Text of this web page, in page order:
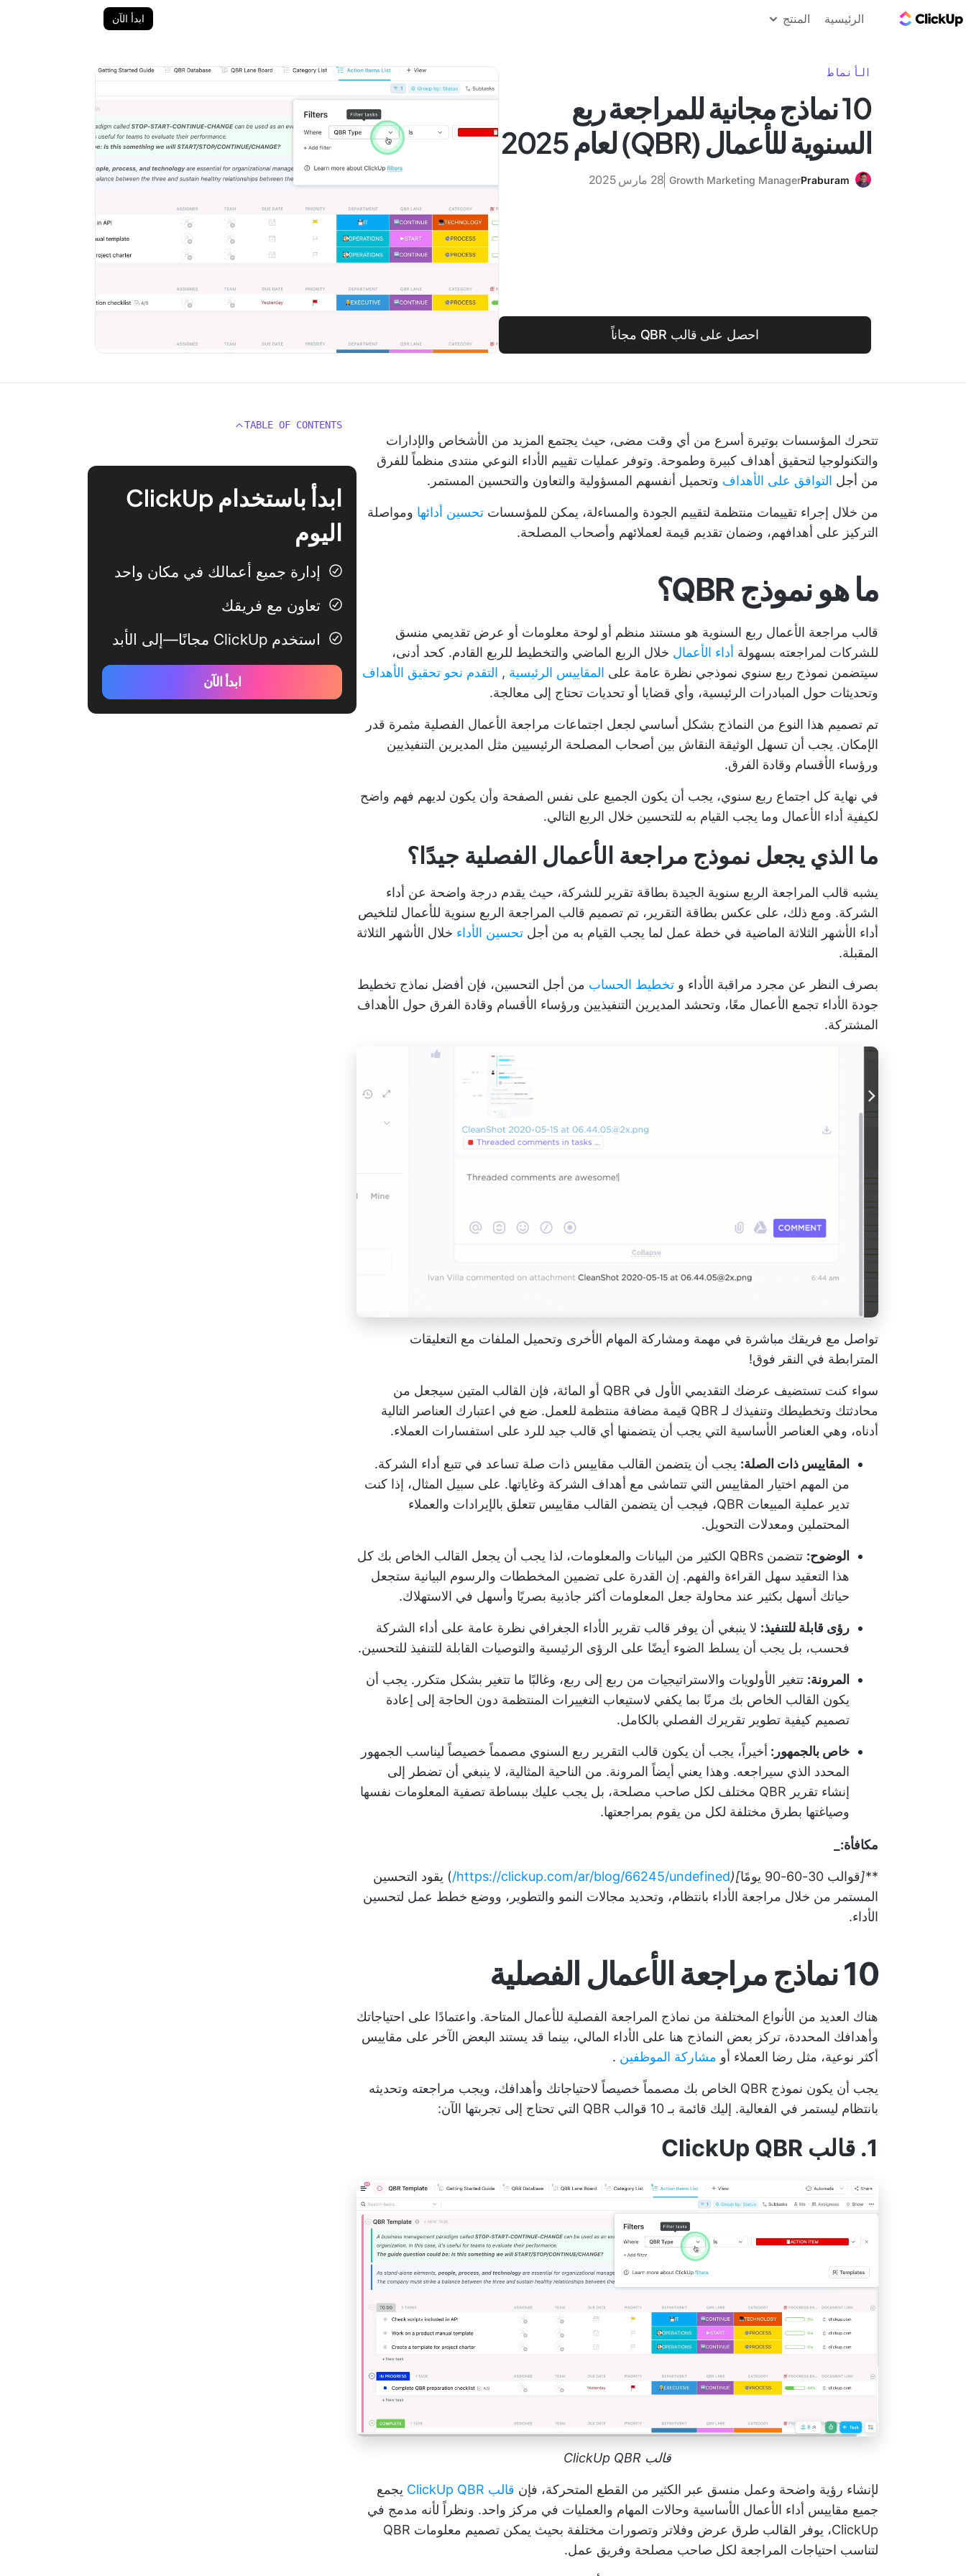
الرئيسية المنتج ابدأ الآن
الأنماط
10 نماذج مجانية للمراجعة ربع
السنوية للأعمال (QBR) لعام 2025
Praburam
Growth Marketing Manager 28 مارس 2025
احصل على قالب QBR مجاناً
تتحرك المؤسسات بوتيرة أسرع من أي وقت مضى، حيث يجتمع المزيد من الأشخاص والإدارات
والتكنولوجيا لتحقيق أهداف كبيرة وطموحة. وتوفر عمليات تقييم الأداء النوعي منتدى منظماً للفرق
من أجل التوافق على الأهداف وتحميل أنفسهم المسؤولية والتعاون والتحسين المستمر.
من خلال إجراء تقييمات منتظمة لتقييم الجودة والمساءلة، يمكن للمؤسسات تحسين أدائها ومواصلة
التركيز على أهدافهم، وضمان تقديم قيمة لعملائهم وأصحاب المصلحة.
ما هو نموذج QBR؟
قالب مراجعة الأعمال ربع السنوية هو مستند منظم أو لوحة معلومات أو عرض تقديمي منسق
للشركات لمراجعته بسهولة أداء الأعمال خلال الربع الماضي والتخطيط للربع القادم. كحد أدنى،
سيتضمن نموذج ربع سنوي نموذجي نظرة عامة على المقاييس الرئيسية , التقدم نحو تحقيق الأهداف
وتحديثات حول المبادرات الرئيسية، وأي قضايا أو تحديات تحتاج إلى معالجة.
تم تصميم هذا النوع من النماذج بشكل أساسي لجعل اجتماعات مراجعة الأعمال الفصلية مثمرة قدر
الإمكان. يجب أن تسهل الوثيقة النقاش بين أصحاب المصلحة الرئيسيين مثل المديرين التنفيذيين
ورؤساء الأقسام وقادة الفرق.
في نهاية كل اجتماع ربع سنوي، يجب أن يكون الجميع على نفس الصفحة وأن يكون لديهم فهم واضح
لكيفية أداء الأعمال وما يجب القيام به للتحسين خلال الربع التالي.
ما الذي يجعل نموذج مراجعة الأعمال الفصلية جيدًا؟
يشبه قالب المراجعة الربع سنوية الجيدة بطاقة تقرير للشركة، حيث يقدم درجة واضحة عن أداء
الشركة. ومع ذلك، على عكس بطاقة التقرير، تم تصميم قالب المراجعة الربع سنوية للأعمال لتلخيص
أداء الأشهر الثلاثة الماضية في خطة عمل لما يجب القيام به من أجل تحسين الأداء خلال الأشهر الثلاثة
المقبلة.
بصرف النظر عن مجرد مراقبة الأداء و تخطيط الحساب من أجل التحسين، فإن أفضل نماذج تخطيط
جودة الأداء تجمع الأعمال معًا، وتحشد المديرين التنفيذيين ورؤساء الأقسام وقادة الفرق حول الأهداف
المشتركة.
تواصل مع فريقك مباشرة في مهمة ومشاركة المهام الأخرى وتحميل الملفات مع التعليقات
المترابطة في النقر فوق!
سواء كنت تستضيف عرضك التقديمي الأول في QBR أو المائة، فإن القالب المتين سيجعل من
محادثتك وتخطيطك وتنفيذك لـ QBR قيمة مضافة منتظمة للعمل. ضع في اعتبارك العناصر التالية
أدناه، وهي العناصر الأساسية التي يجب أن يتضمنها أي قالب جيد للرد على استفسارات العملاء.
المقاييس ذات الصلة: يجب أن يتضمن القالب مقاييس ذات صلة تساعد في تتبع أداء الشركة.
من المهم اختيار المقاييس التي تتماشى مع أهداف الشركة وغاياتها. على سبيل المثال، إذا كنت
تدير عملية المبيعات QBR، فيجب أن يتضمن القالب مقاييس تتعلق بالإيرادات والعملاء
المحتملين ومعدلات التحويل.
الوضوح:
تتضمن QBRs الكثير من البيانات والمعلومات، لذا يجب أن يجعل القالب الخاص بك كل
هذا التعقيد سهل القراءة والفهم. إن القدرة على تضمين المخططات والرسوم البيانية ستجعل
حياتك أسهل بكثير عند محاولة جعل المعلومات أكثر جاذبية بصريًا وأسهل في الاستهلاك.
رؤى قابلة للتنفيذ: لا ينبغي أن يوفر قالب تقرير الأداء الجغرافي نظرة عامة على أداء الشركة
فحسب، بل يجب أن يسلط الضوء أيضًا على الرؤى الرئيسية والتوصيات القابلة للتنفيذ للتحسين.
المرونة: تتغير الأولويات والاستراتيجيات من ربع إلى ربع، وغالبًا ما تتغير بشكل متكرر. يجب أن
يكون القالب الخاص بك مرنًا بما يكفي لاستيعاب التغييرات المنتظمة دون الحاجة إلى إعادة
تصميم كيفية تطوير تقريرك الفصلي بالكامل.
خاص بالجمهور: أخيراً، يجب أن يكون قالب التقرير ربع السنوي مصمماً خصيصاً ليناسب الجمهور
المحدد الذي سيراجعه. وهذا يعني أيضاً المرونة. من الناحية المثالية، لا ينبغي أن تضطر إلى
إنشاء تقرير QBR مختلف لكل صاحب مصلحة، بل يجب عليك ببساطة تصفية المعلومات نفسها
وصياغتها بطرق مختلفة لكل من يقوم بمراجعتها.
مكافأة:_
**
[قوالب 30-60-90 يومًا ](
https://clickup.com/ar/blog/66245/undefined/ ) يقود التحسين
المستمر من خلال مراجعة الأداء بانتظام، وتحديد مجالات النمو والتطوير، ووضع خطط عمل لتحسين
الأداء.
10 نماذج مراجعة الأعمال الفصلية
هناك العديد من الأنواع المختلفة من نماذج المراجعة الفصلية للأعمال المتاحة. واعتمادًا على احتياجاتك
وأهدافك المحددة، تركز بعض النماذج هنا على الأداء المالي، بينما قد يستند البعض الآخر على مقاييس
أكثر نوعية، مثل رضا العملاء أو مشاركة الموظفين .
يجب أن يكون نموذج QBR الخاص بك مصمماً خصيصاً لاحتياجاتك وأهدافك، ويجب مراجعته وتحديثه
بانتظام ليستمر في الفعالية. إليك قائمة بـ 10 قوالب QBR التي تحتاج إلى تجربتها الآن:
1. قالب ClickUp QBR
قالب ClickUp QBR
لإنشاء رؤية واضحة وعمل منسق عبر الكثير من القطع المتحركة، فإن قالب ClickUp QBR
يجمع
جميع مقاييس أداء الأعمال الأساسية وحالات المهام والعمليات في مركز واحد. ونظراً لأنه مدمج في
ClickUp، يوفر القالب طرق عرض وفلاتر وتصورات مختلفة بحيث يمكن تصميم معلومات QBR
لتناسب احتياجات المراجعة لكل صاحب مصلحة وفريق عمل.
TABLE OF CONTENTS
ابدأ باستخدام ClickUp
اليوم
إدارة جميع أعمالك في مكان واحد
تعاون مع فريقك
استخدم ClickUp مجانًا—إلى الأبد
ابدأ الآن